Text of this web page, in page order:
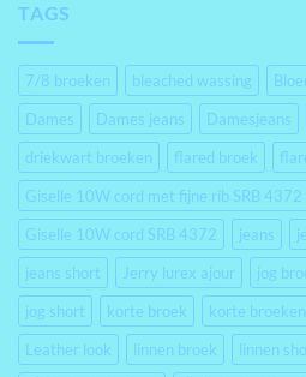
TAGS
7/8 broeken bleached wassing
Dames
Dames jeans Damesjeans
driekwart broeken
flared broek
Giselle 10W cord met fijne rib SRB 4372
Giselle 10W cord SRB 4372
jeans
jeans short
Jerry lurex ajour jog
jog short
korte broek korte broeken
Leather look
linnen broek linnen